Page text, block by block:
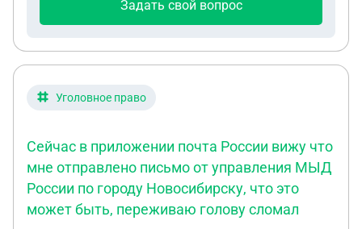
Задать свой вопрос
Уголовное право
Сейчас в приложении почта России вижу что
мне отправлено письмо от управления МЫД
России по городу Новосибирску, что это
может быть, переживаю голову сломал